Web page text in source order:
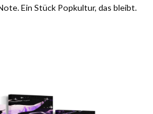
Ein Stück Popkultur, das bleibt.